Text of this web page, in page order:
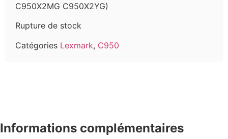
C950X2MG C950X2YG)
Rupture de stock
Catégories Lexmark, C950
Informations complémentaires